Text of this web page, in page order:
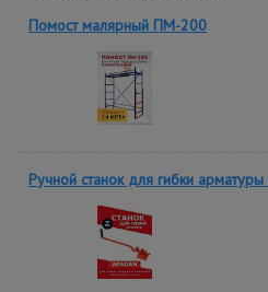
Помост малярный ПМ-200
Ручной станок для гибки арматуры